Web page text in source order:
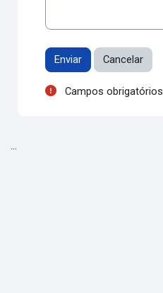
Campos obrigatórios
...